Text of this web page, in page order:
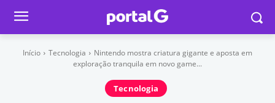
Início Tecnologia
Nintendo mostra criatura gigante e aposta em
exploração tranquila em novo game...
Tecnologia